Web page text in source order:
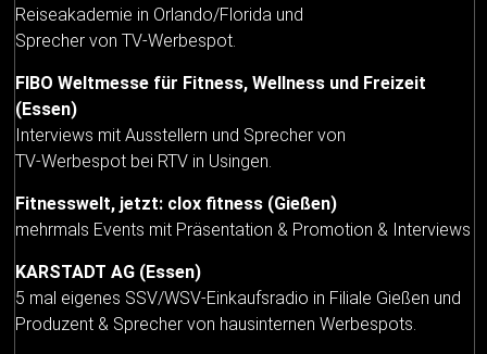
Reiseakademie in Orlando/Florida und
Sprecher von TV-Werbespot.
FIBO Weltmesse für Fitness, Wellness und Freizeit
(Essen)
Interviews mit Ausstellern und Sprecher von
TV-Werbespot bei RTV in Usingen.
Fitnesswelt, jetzt: clox fitness (Gießen)
mehrmals Events mit Präsentation & Promotion & Interviews
KARSTADT AG (Essen)
5 mal eigenes SSV/WSV-Einkaufsradio in Filiale Gießen und
Produzent & Sprecher von hausinternen Werbespots.